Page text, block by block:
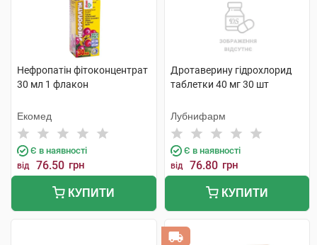
Нефропатін фітоконцентрат
30 мл 1 флакон
Екомед
Є в наявності
від 76.50 грн
КУПИТИ
Дротаверину гідрохлорид
таблетки 40 мг 30 шт
Лубнифарм
Є в наявності
від 76.80 грн
КУПИТИ